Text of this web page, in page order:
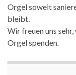
Orgel soweit
bleibt.
Wir freuen uns
Orgel spenden.